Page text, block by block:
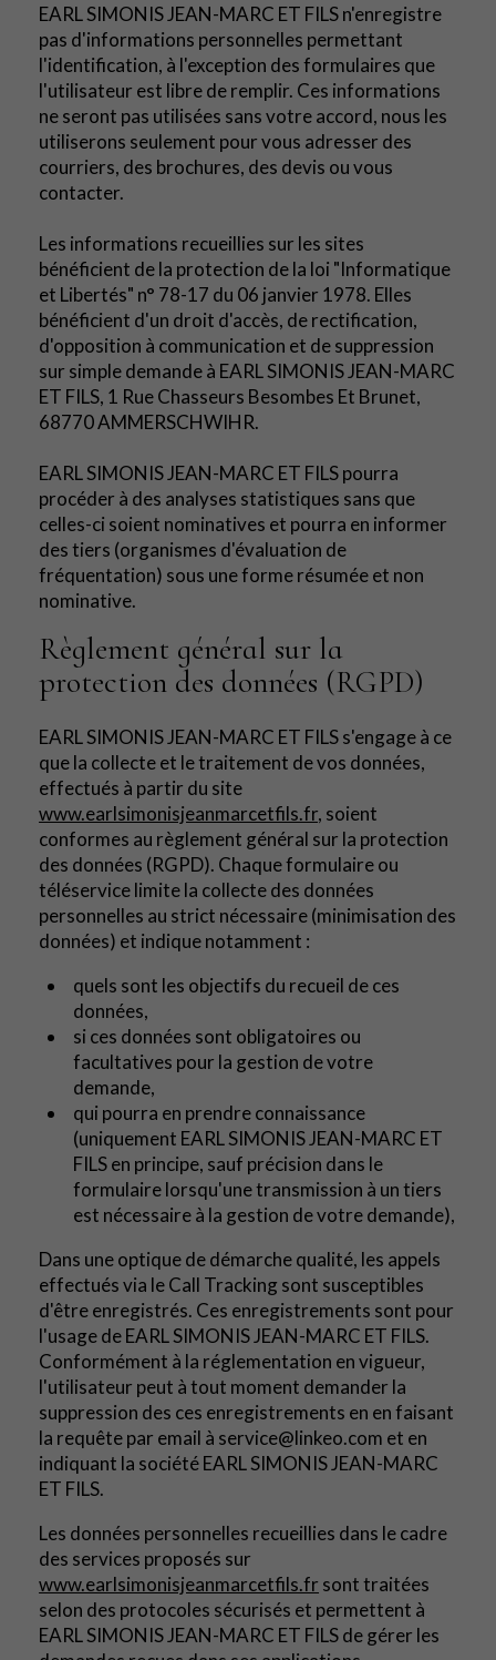
EARL SIMONIS JEAN-MARC ET FILS n'enregistre
pas d'informations personnelles permettant
l'identification, à l'exception des formulaires que
l'utilisateur est libre de remplir. Ces informations
ne seront pas utilisées sans votre accord, nous les
utiliserons seulement pour vous adresser des
courriers, des brochures, des devis ou vous
contacter.
Les informations recueillies sur les sites
bénéficient de la protection de la loi "Informatique
et Libertés" n° 78-17 du 06 janvier 1978. Elles
bénéficient d'un droit d'accès, de rectification,
d'opposition à communication et de suppression
sur simple demande à EARL SIMONIS JEAN-MARC
ET FILS, 1 Rue Chasseurs Besombes Et Brunet,
68770 AMMERSCHWIHR.
EARL SIMONIS JEAN-MARC ET FILS pourra
procéder à des analyses statistiques sans que
celles-ci soient nominatives et pourra en informer
des tiers (organismes d'évaluation de
fréquentation) sous une forme résumée et non
nominative.
Règlement général sur la
protection des données (RGPD)
EARL SIMONIS JEAN-MARC ET FILS s'engage à ce
que la collecte et le traitement de vos données,
effectués à partir du site
www.earlsimonisjeanmarcetfils.fr, soient
conformes au règlement général sur la protection
des données (RGPD). Chaque formulaire ou
téléservice limite la collecte des données
personnelles au strict nécessaire (minimisation des
données) et indique notamment :
quels sont les objectifs du recueil de ces
données,
si ces données sont obligatoires ou
facultatives pour la gestion de votre
demande,
qui pourra en prendre connaissance
(uniquement EARL SIMONIS JEAN-MARC ET
FILS en principe, sauf précision dans le
formulaire lorsqu'une transmission à un tiers
est nécessaire à la gestion de votre demande),
Dans une optique de démarche qualité, les appels
effectués via le Call Tracking sont susceptibles
d'être enregistrés. Ces enregistrements sont pour
l'usage de EARL SIMONIS JEAN-MARC ET FILS.
Conformément à la réglementation en vigueur,
l'utilisateur peut à tout moment demander la
suppression des ces enregistrements en en faisant
la requête par email à service@linkeo.com et en
indiquant la société EARL SIMONIS JEAN-MARC
ET FILS.
Les données personnelles recueillies dans le cadre
des services proposés sur
www.earlsimonisjeanmarcetfils.fr sont traitées
selon des protocoles sécurisés et permettent à
EARL SIMONIS JEAN-MARC ET FILS de gérer les